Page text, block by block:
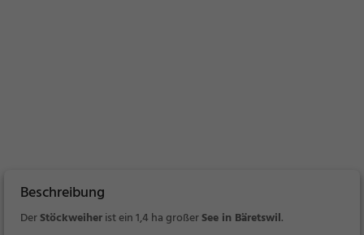
Beschreibung
DerStöckweiherist ein1,4 ha großerSee in Bäretswil.